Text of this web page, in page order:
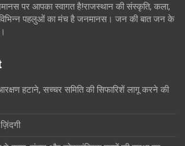
पर आपका स्वागत है!राजस्थान की संस्कृति, कला,
विभिन्न पहलुओं का मंच है जनमानस। जन की बात जन के
हटाने, सच्चर समिति की सिफारिशें लागू करने की